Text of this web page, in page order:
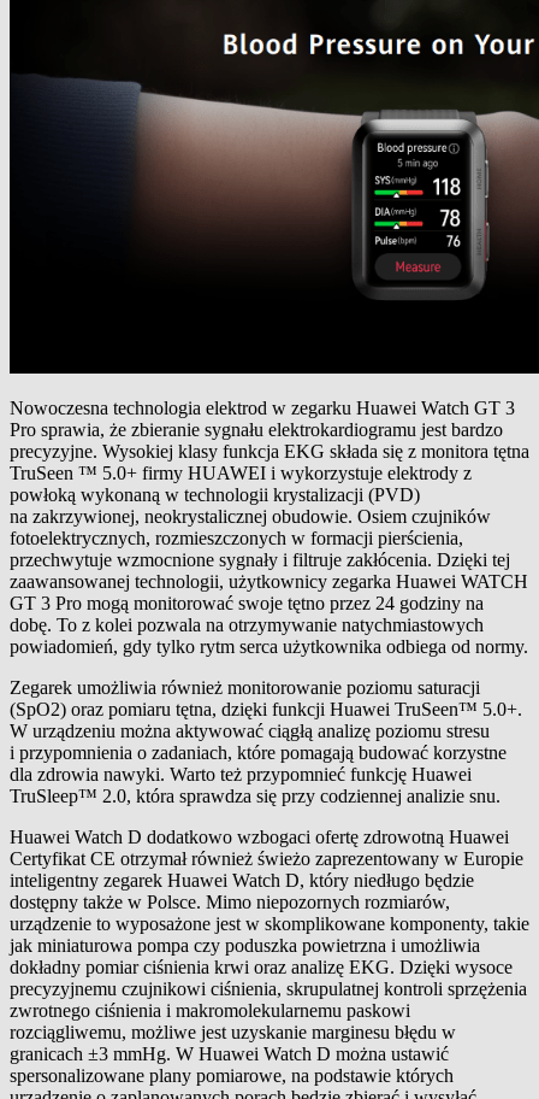
Nowoczesna technologia elektrod w zegarku Huawei Watch GT 3
Pro sprawia, że zbieranie sygnału elektrokardiogramu jest bardzo
precyzyjne. Wysokiej klasy funkcja EKG składa się z monitora tętna
TruSeen ™ 5.0+ firmy HUAWEI i wykorzystuje elektrody z
powłoką wykonaną w technologii krystalizacji (PVD)
na zakrzywionej, neokrystalicznej obudowie. Osiem czujników
fotoelektrycznych, rozmieszczonych w formacji pierścienia,
przechwytuje wzmocnione sygnały i filtruje zakłócenia. Dzięki tej
zaawansowanej technologii, użytkownicy zegarka Huawei WATCH
GT 3 Pro mogą monitorować swoje tętno przez 24 godziny na
dobę. To z kolei pozwala na otrzymywanie natychmiastowych
powiadomień, gdy tylko rytm serca użytkownika odbiega od normy.
Zegarek umożliwia również monitorowanie poziomu saturacji
(SpO2) oraz pomiaru tętna, dzięki funkcji Huawei TruSeen™ 5.0+.
W urządzeniu można aktywować ciągłą analizę poziomu stresu
i przypomnienia o zadaniach, które pomagają budować korzystne
dla zdrowia nawyki. Warto też przypomnieć funkcję Huawei
TruSleep™ 2.0, która sprawdza się przy codziennej analizie snu.
Huawei Watch D dodatkowo wzbogaci ofertę zdrowotną Huawei
Certyfikat CE otrzymał również świeżo zaprezentowany w Europie
inteligentny zegarek Huawei Watch D, który niedługo będzie
dostępny także w Polsce. Mimo niepozornych rozmiarów,
urządzenie to wyposażone jest w skomplikowane komponenty, takie
jak miniaturowa pompa czy poduszka powietrzna i umożliwia
dokładny pomiar ciśnienia krwi oraz analizę EKG. Dzięki wysoce
precyzyjnemu czujnikowi ciśnienia, skrupulatnej kontroli sprzężenia
zwrotnego ciśnienia i makromolekularnemu paskowi
rozciągliwemu, możliwe jest uzyskanie marginesu błędu w
granicach ±3 mmHg. W Huawei Watch D można ustawić
spersonalizowane plany pomiarowe, na podstawie których